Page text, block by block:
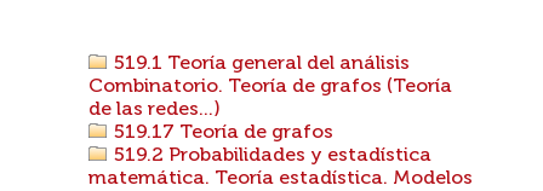
519.1 Teoría general del análisis
Combinatorio. Teoría de grafos (Teoría
de las redes...)
519.17 Teoría de grafos
519.2 Probabilidades y estadística
matemática. Teoría estadística. Modelos